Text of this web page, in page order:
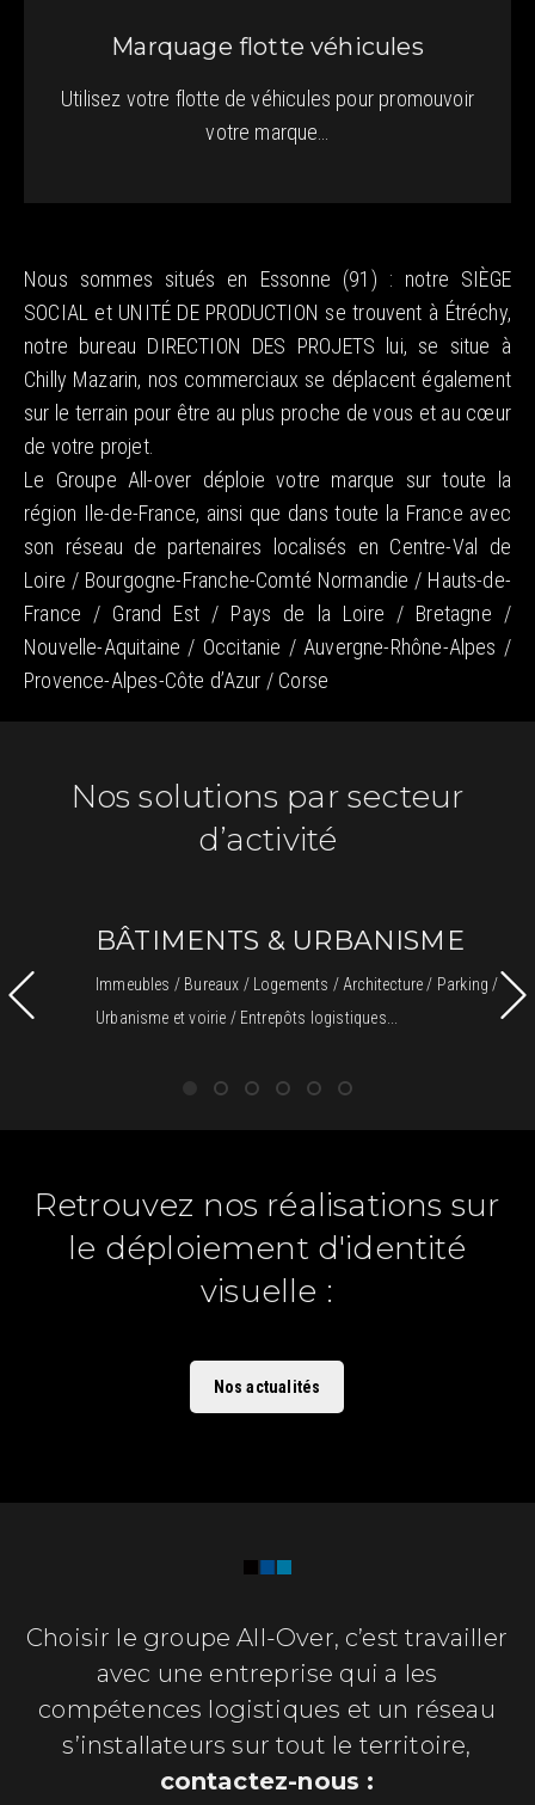
Marquage flotte véhicules
Utilisez votre flotte de véhicules pour promouvoir
votre marque…
Nous sommes situés en Essonne (91) : notre SIÈGE
SOCIAL et UNITÉ DE PRODUCTION se trouvent à Étréchy,
notre bureau DIRECTION DES PROJETS lui, se situe à
Chilly Mazarin, nos commerciaux se déplacent également
sur le terrain pour être au plus proche de vous et au cœur
de votre projet.
Le Groupe All-over déploie votre marque sur toute la
région Ile-de-France, ainsi que dans toute la France avec
son réseau de partenaires localisés en Centre-Val de
Loire / Bourgogne-Franche-Comté Normandie / Hauts-de-
France / Grand Est / Pays de la Loire / Bretagne /
Nouvelle-Aquitaine / Occitanie / Auvergne-Rhône-Alpes /
Provence-Alpes-Côte d’Azur / Corse
Nos solutions par secteur
d’activité
BÂTIMENTS & URBANISME
Immeubles / Bureaux / Logements / Architecture / Parking /
Urbanisme et voirie / Entrepôts logistiques...
Retrouvez nos réalisations sur
le déploiement d'identité
visuelle :
Nos actualités
Choisir le groupe All-Over, c’est travailler
avec une entreprise qui a les
compétences logistiques et un réseau
s’installateurs sur tout le territoire,
contactez-nous :